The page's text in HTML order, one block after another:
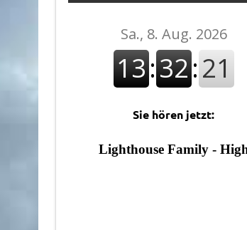
Sie hören jetzt: